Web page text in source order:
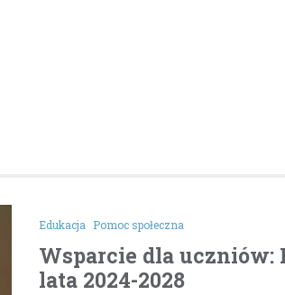
Edukacja Pomoc społeczna
Wsparcie dla uczniów:
lata 2024-2028